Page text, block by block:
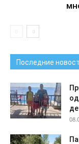
Последние